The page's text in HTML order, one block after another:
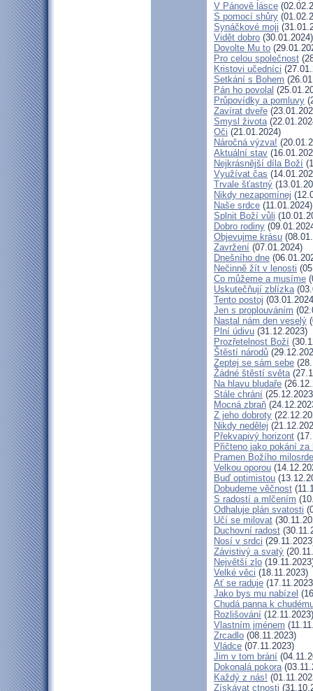
V Pánově lásce
S pomocí shůry
Synáčkové moji
Vidět dobro (30.01.2024)
Dovolte Mu to
Pro celou společnost
Kristovi učedníci
Setkání s Bohem
Pán ho povolal
Průpovídky a pomluvy
Zavírat dveře
Smysl života
Oči (21.01.2024)
Náročná výzva!
Aktuální stav
Nejkrásnější díla Boží
Využívat čas
Trvale šťastný
Nikdy nezapomínej
Naše srdce (11.01.2024)
Splnit Boží vůli
Dobro rodiny
Objevujme krásu
Zavržení (07.01.2024)
Dnešního dne
Nečinně žít v lenosti
Co můžeme a musíme
Uskutečňují zblízka
Tento postoj
Jen s proplouváním
Nastal nám den veselý
Plní údivu (31.12.2023)
Prozřetelnost Boží
Štěstí národů
Zeptej se sám sebe
Žádné štěstí světa
Na hlavu bludaře
Stále chrání
Mocná zbraň
Z jeho dobroty
Nikdy nedělej
Překvapivý horizont
Přičteno jako pokání za
Pramen Božího
Velkou oporou
Buď optimistou
Dobudeme věčnost
S radostí a mlčením
Odhaluje plán svatosti
Učí se milovat
Duchovní radost
Nosí v srdci
Závistivý a svatý
Největší zlo
Velké věci (18.11.2023)
Ať se raduje
Jako bys mu nabízel
Chudá panna k
Rozlišování (12.11.2023)
Vlastním jménem
Zrcadlo (08.11.2023)
Vládce (07.11.2023)
Jim v tom brání
Dokonalá pokora
Každý z nás!
Získávat ctnosti